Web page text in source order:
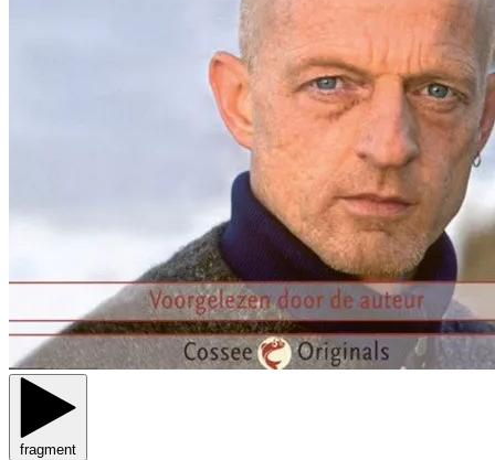
fragment